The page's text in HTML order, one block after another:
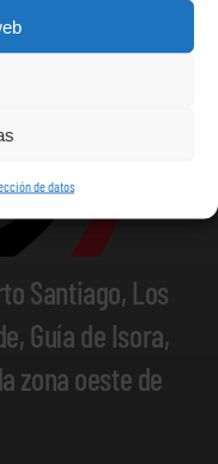
de datos
Santiago, Los
Guía de Isora,
zona oeste de